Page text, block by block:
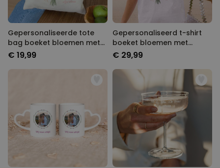
Gepersonaliseerde tote
bag boeket bloemen met
handafdruk
€ 19,99
Gepersonaliseerd t-shirt
boeket bloemen met
handafdruk
€ 29,99